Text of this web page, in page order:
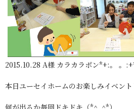
2015.10.28 A様 カラカラポン*+:。 。
本日ユーセイホームのお楽しみイベン
何が出るか毎回ドキドキ（*^_^*）